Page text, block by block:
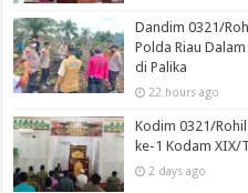
Dandim 0321/
Polda Riau
di Palika
22 hours ago
Kodim 0321/
ke-1 Kodam XIX/
2 days ago